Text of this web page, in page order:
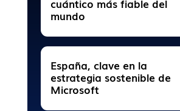
cuántico más fiable del
mundo
España, clave en la
estrategia sostenible de
Microsoft